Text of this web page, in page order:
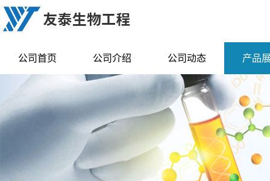
公司首页 公司介绍 公司动态 产品